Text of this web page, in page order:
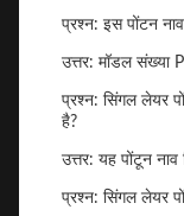
प्रश्न: इस पोंटन
उत्तर: मॉडल संख्या
प्रश्न: सिंगल लेयर
है?
उत्तर: यह पोंटून नाव
प्रश्न: सिंगल लेयर